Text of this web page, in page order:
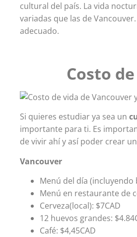
cultural del país. La vida
variadas que las de
adecuado.
Costo
Si quieres estudiar ya sea un
importante para ti. Es
de vivir ahí y así poder crear
Vancouver
Menú del día (incluyendo
Menú en restaurante de
Cerveza(local): $7CAD
12 huevos grandes:
Café: $4,45CAD